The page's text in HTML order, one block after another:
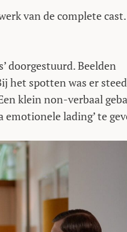
van de complete cast.
doorgestuurd. Beelden
het spotten was er
klein non-verbaal
lading’ te